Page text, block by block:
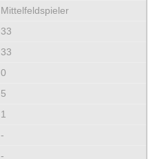
Mittelfeldspieler
33
33
0
5
1
-
-